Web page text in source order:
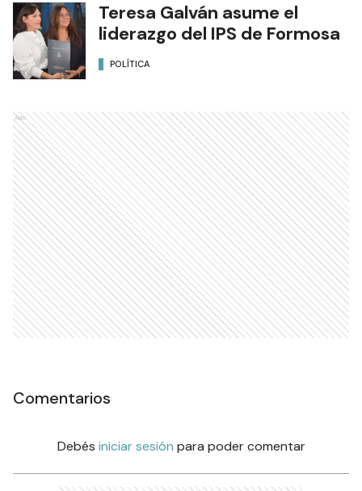
Teresa Galván asume el
liderazgo del IPS de Formosa
POLÍTICA
Ads
Comentarios
Debés iniciar sesión para poder comentar